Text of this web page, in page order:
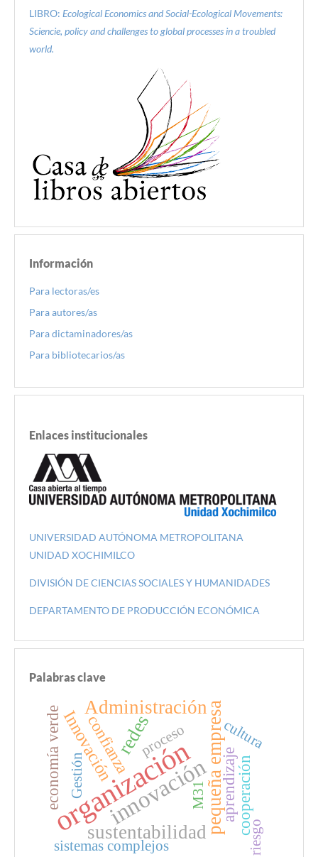
LIBRO: Ecological Economics and Social-Ecological Movements:
Sciencie, policy and challenges to global processes in a troubled
world.
Información
Para lectoras/es
Para autores/as
Para dictaminadores/as
Para bibliotecarios/as
Enlaces institucionales
UNIVERSIDAD AUTÓNOMA METROPOLITANA
UNIDAD XOCHIMILCO
DIVISIÓN DE CIENCIAS SOCIALES Y HUMANIDADES
DEPARTAMENTO DE PRODUCCIÓN ECONÓMICA
Palabras clave
organización
innovaciónpequeña empresa
redes
Administración
sustentabilidad
Innovación
aprendizajecooperación
confianza
economía verde proceso
Gestión M31
riesgo
cultura
sistemas complejos